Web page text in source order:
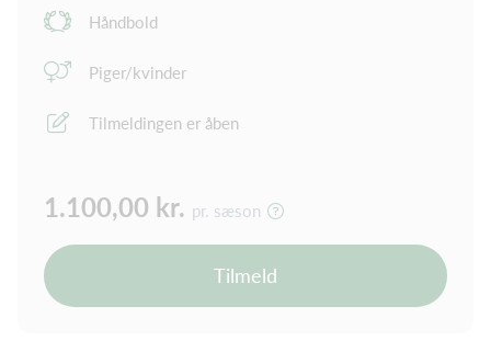
Håndbold
Piger/kvinder
Tilmeldingen er åben
1.100,00 kr. pr. sæson
Tilmeld